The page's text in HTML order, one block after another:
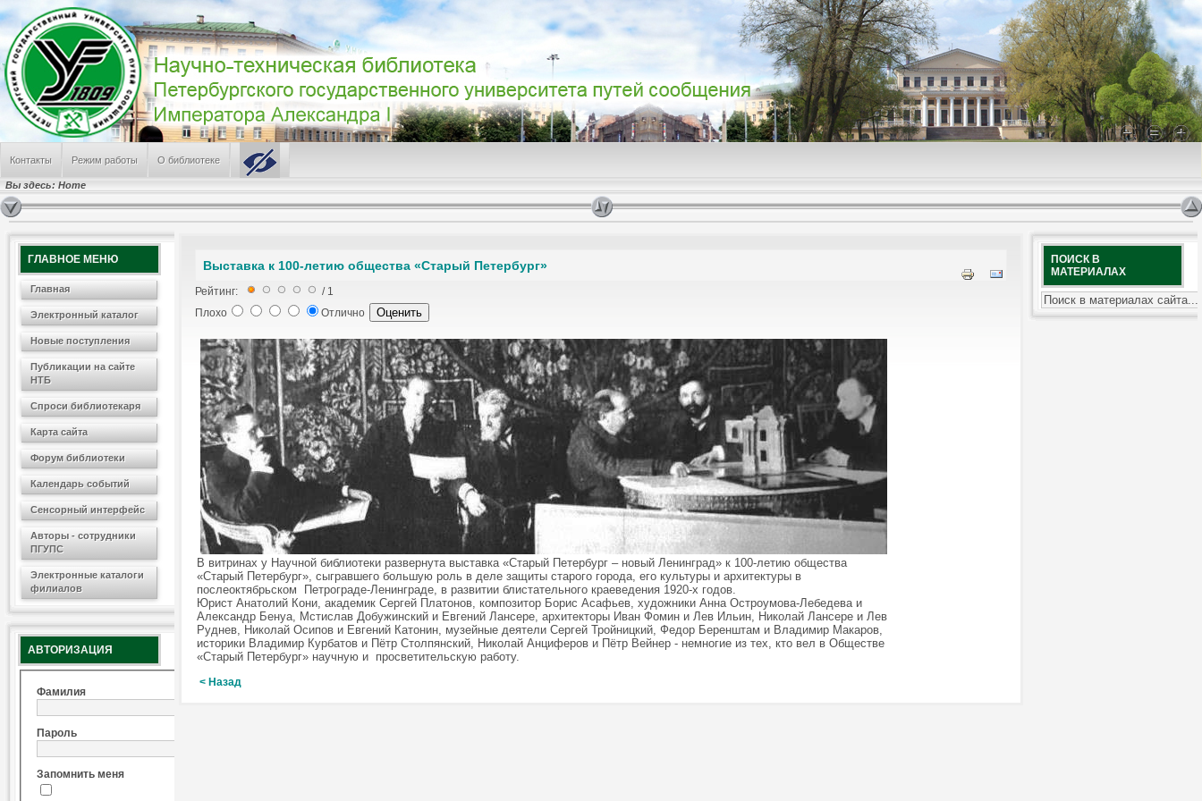
Контакты Режим работы О библиотеке
Вы здесь: Home
ГЛАВНОЕ МЕНЮ
Главная
Электронный каталог
Новые поступления
Публикации на сайте
НТБ
Спроси библиотекаря
Карта сайта
Форум библиотеки
Календарь событий
Сенсорный интерфейс
Авторы - сотрудники
ПГУПС
Электронные каталоги
филиалов
АВТОРИЗАЦИЯ
Фамилия
Пароль
Запомнить меня
ПОИСК В
МАТЕРИАЛАХ
Выставка к 100-летию общества «Старый Петербург»
Рейтинг:
/ 1
Плохо
Отлично
В витринах у Научной библиотеки развернута выставка «Старый Петербург – новый Ленинград» к 100-летию общества
«Старый Петербург», сыгравшего большую роль в деле защиты старого города, его культуры и архитектуры в
послеоктябрьском Петрограде-Ленинграде, в развитии блистательного краеведения 1920-х годов.
Юрист Анатолий Кони, академик Сергей Платонов, композитор Борис Асафьев, художники Анна Остроумова-Лебедева и
Александр Бенуа, Мстислав Добужинский и Евгений Лансере, архитекторы Иван Фомин и Лев Ильин, Николай Лансере и Лев
Руднев, Николай Осипов и Евгений Катонин, музейные деятели Сергей Тройницкий, Федор Беренштам и Владимир Макаров,
историки Владимир Курбатов и Пётр Столпянский, Николай Анциферов и Пётр Вейнер - немногие из тех, кто вел в Обществе
«Старый Петербург» научную и просветительскую работу.
< Назад